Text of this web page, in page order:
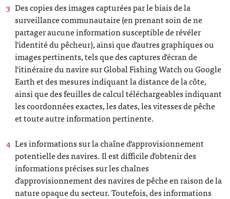
Des copies des images capturées par le biais de la
surveillance communautaire (en prenant soin de ne
partager aucune information susceptible de révéler
l'identité du pêcheur), ainsi que d'autres graphiques ou
images pertinents, tels que des captures d'écran de
l'itinéraire du navire sur Global Fishing Watch ou Google
Earth et des mesures indiquant la distance de la côte,
ainsi que des feuilles de calcul téléchargeables indiquant
les coordonnées exactes, les dates, les vitesses de pêche
et toute autre information pertinente.
Les informations sur la chaîne d'approvisionnement
potentielle des navires. Il est difficile d'obtenir des
informations précises sur les chaînes
d'approvisionnement des navires de pêche en raison de la
nature opaque du secteur. Toutefois, des informations